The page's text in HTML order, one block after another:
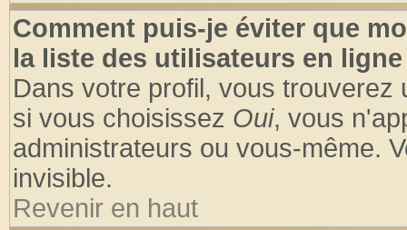
Comment puis-je éviter que
la liste des utilisateurs en
Dans votre profil, vous trouverez
si vous choisissez Oui, vous
administrateurs ou vous-même.
invisible.
Revenir en haut